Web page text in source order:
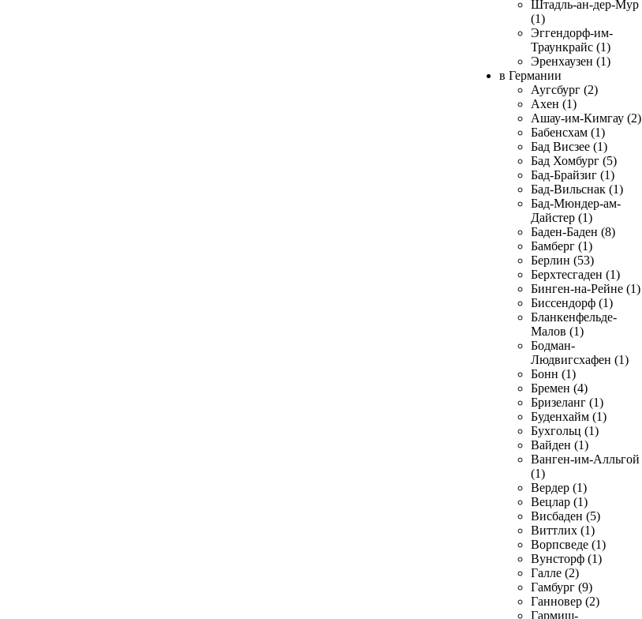
Штадль-ан-дер-Мур
(1)
Эггендорф-им-
Траункрайс (1)
Эренхаузен (1)
в Германии
Аугсбург (2)
Ахен (1)
Ашау-им-Кимгау (2)
Бабенсхам (1)
Бад Висзее (1)
Бад Хомбург (5)
Бад-Брайзиг (1)
Бад-Вильснак (1)
Бад-Мюндер-ам-
Дайстер (1)
Баден-Баден (8)
Бамберг (1)
Берлин (53)
Берхтесгаден (1)
Бинген-на-Рейне (1)
Биссендорф (1)
Бланкенфельде-
Малов (1)
Бодман-
Людвигсхафен (1)
Бонн (1)
Бремен (4)
Бризеланг (1)
Буденхайм (1)
Бухгольц (1)
Вайден (1)
Ванген-им-Алльгой
(1)
Вердер (1)
Вецлар (1)
Висбаден (5)
Виттлих (1)
Ворпсведе (1)
Вунсторф (1)
Галле (2)
Гамбург (9)
Ганновер (2)
Гармиш-